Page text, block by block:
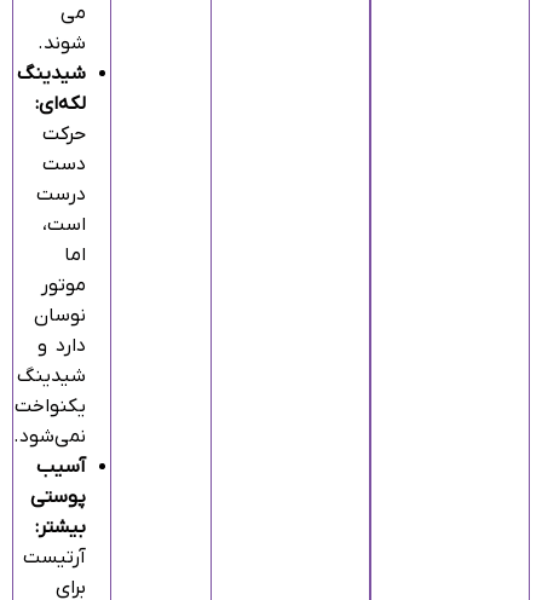
می‌
شوند.
شیدینگ
لکه‌ای:
حرکت
دست
درست
است،
اما
موتور
نوسان
دارد و
شیدینگ
یکنواخت
نمی‌شود.
آسیب
پوستی
بیشتر:
آرتیست
برای